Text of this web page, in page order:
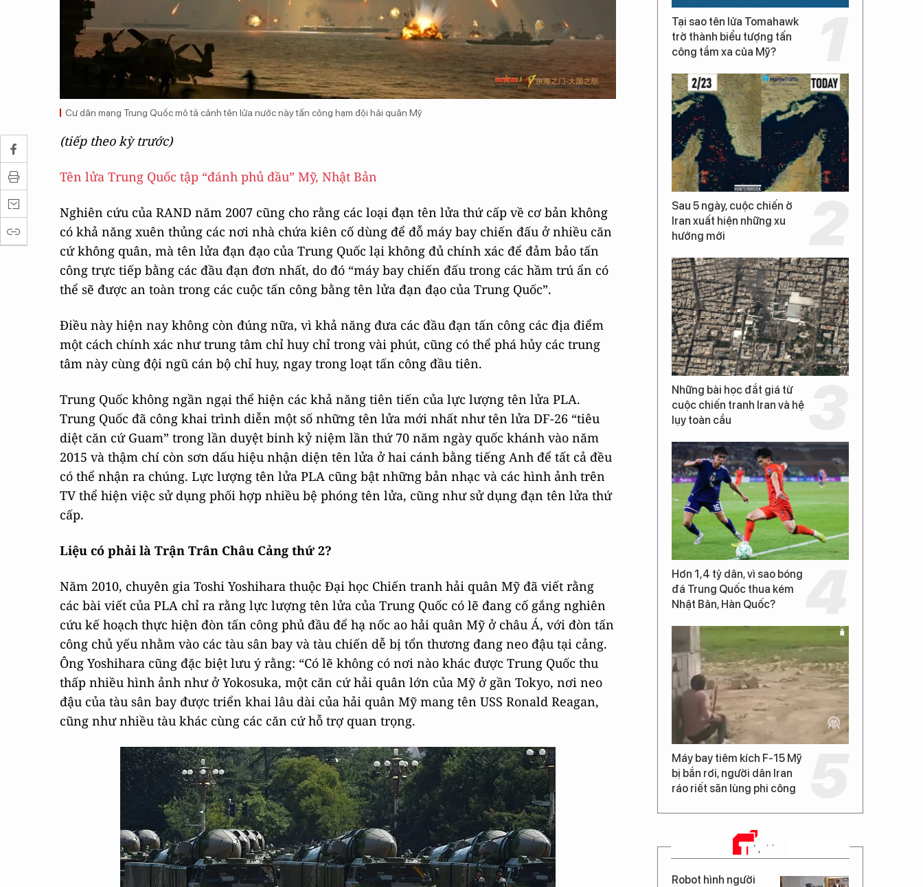
Cư dân mạng Trung Quốc mô tả cảnh tên lửa nước này tấn công hạm đội hải quân Mỹ
(tiếp theo kỳ trước)
Tên lửa Trung Quốc tập “đánh phủ đầu” Mỹ, Nhật Bản
Nghiên cứu của RAND năm 2007 cũng cho rằng các loại đạn tên lửa thứ cấp về cơ bản không
có khả năng xuên thủng các nơi nhà chứa kiên cố dùng để đỗ máy bay chiến đấu ở nhiều căn
cứ không quân, mà tên lửa đạn đạo của Trung Quốc lại không đủ chính xác để đảm bảo tấn
công trực tiếp bằng các đầu đạn đơn nhất, do đó “máy bay chiến đấu trong các hầm trú ẩn có
thể sẽ được an toàn trong các cuộc tấn công bằng tên lửa đạn đạo của Trung Quốc”.
Điều này hiện nay không còn đúng nữa, vì khả năng đưa các đầu đạn tấn công các địa điểm
một cách chính xác như trung tâm chỉ huy chỉ trong vài phút, cũng có thể phá hủy các trung
tâm này cùng đội ngũ cán bộ chỉ huy, ngay trong loạt tấn công đầu tiên.
Trung Quốc không ngần ngại thể hiện các khả năng tiên tiến của lực lượng tên lửa PLA.
Trung Quốc đã công khai trình diễn một số những tên lửa mới nhất như tên lửa DF-26 “tiêu
diệt căn cứ Guam” trong lần duyệt binh kỷ niệm lần thứ 70 năm ngày quốc khánh vào năm
2015 và thậm chí còn sơn dấu hiệu nhận diện tên lửa ở hai cánh bằng tiếng Anh để tất cả đều
có thể nhận ra chúng. Lực lượng tên lửa PLA cũng bật những bản nhạc và các hình ảnh trên
TV thể hiện việc sử dụng phối hợp nhiều bệ phóng tên lửa, cũng như sử dụng đạn tên lửa thứ
cấp.
Liệu có phải là Trận Trân Châu Cảng thứ 2?
Năm 2010, chuyên gia Toshi Yoshihara thuộc Đại học Chiến tranh hải quân Mỹ đã viết rằng
các bài viết của PLA chỉ ra rằng lực lượng tên lửa của Trung Quốc có lẽ đang cố gắng nghiên
cứu kế hoạch thực hiện đòn tấn công phủ đầu để hạ nốc ao hải quân Mỹ ở châu Á, với đòn tấn
công chủ yếu nhằm vào các tàu sân bay và tàu chiến dễ bị tổn thương đang neo đậu tại cảng.
Ông Yoshihara cũng đặc biệt lưu ý rằng: “Có lẽ không có nơi nào khác được Trung Quốc thu
thấp nhiều hình ảnh như ở Yokosuka, một căn cứ hải quân lớn của Mỹ ở gần Tokyo, nơi neo
đậu của tàu sân bay được triển khai lâu dài của hải quân Mỹ mang tên USS Ronald Reagan,
cũng như nhiều tàu khác cùng các căn cứ hỗ trợ quan trọng.
Tại sao tên lửa Tomahawk
trở thành biểu tượng tấn
công tầm xa của Mỹ?
Sau 5 ngày, cuộc chiến ở
Iran xuất hiện những xu
hướng mới
Những bài học đắt giá từ
cuộc chiến tranh Iran và hệ
lụy toàn cầu
Hơn 1,4 tỷ dân, vì sao bóng
đá Trung Quốc thua kém
Nhật Bản, Hàn Quốc?
Máy bay tiêm kích F-15 Mỹ
bị bắn rơi, người dân Iran
ráo riết săn lùng phi công
TIN MỚI
Robot hình người